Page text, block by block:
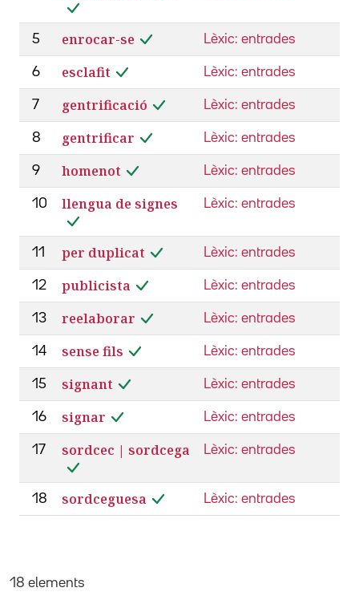
5 enrocar-se Lèxic: entrades
6 esclafit Lèxic: entrades
7 gentrificació Lèxic: entrades
8 gentrificar Lèxic: entrades
9 homenot Lèxic: entrades
10 llengua de signes Lèxic: entrades
11 per duplicat Lèxic: entrades
12 publicista Lèxic: entrades
13 reelaborar Lèxic: entrades
14 sense fils Lèxic: entrades
15 signant Lèxic: entrades
16 signar Lèxic: entrades
17 sordcec | sordcega Lèxic: entrades
18 sordceguesa Lèxic: entrades
18 elements